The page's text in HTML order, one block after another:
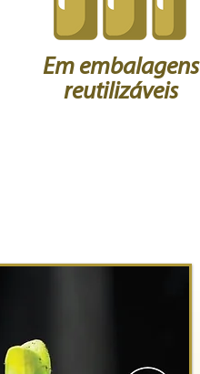
Em embalagens
reutilizáveis